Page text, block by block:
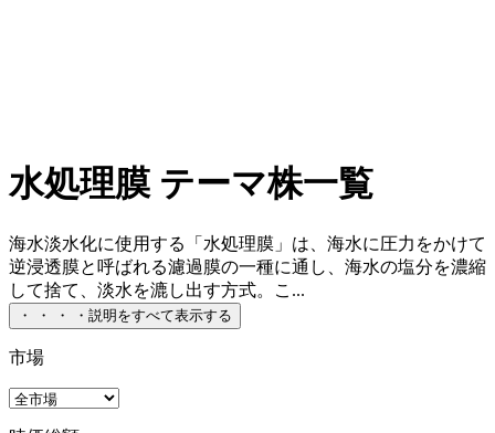
水処理膜 テーマ株一覧
海水淡水化に使用する「水処理膜」は、海水に圧力をかけて
逆浸透膜と呼ばれる濾過膜の一種に通し、海水の塩分を濃縮
して捨て、淡水を漉し出す方式。こ...
・ ・ ・ ・ 説明をすべて表示する
市場